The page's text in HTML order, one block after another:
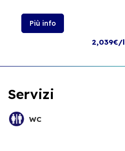
Più info
2,039€/l
Servizi
WC